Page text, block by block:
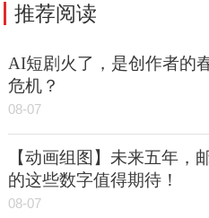
推荐阅读
AI短剧火了，是创作者的
危机？
08-07
【动画组图】未来五年，
的这些数字值得期待！
08-07